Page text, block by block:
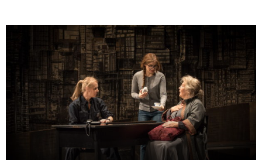
Odtwarzacz
dźwiękowych